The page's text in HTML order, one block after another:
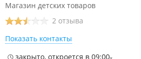
Магазин детских товаров
2 отзыва
Показать контакты
закрыто, откроется в 09:00